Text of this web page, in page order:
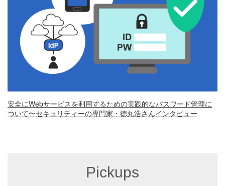
安全にWebサービスを利用するための実践的なパスワード管理に
ついて〜セキュリティーの専門家・徳丸浩さんインタビュー
Pickups